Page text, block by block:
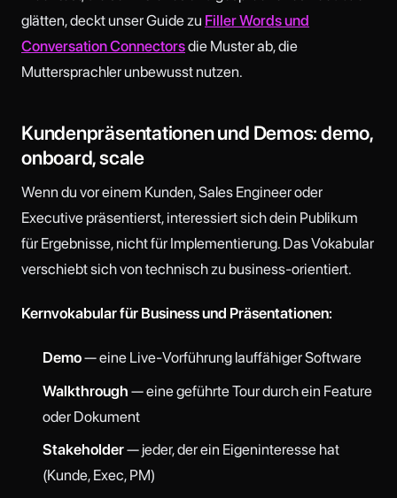
glätten, deckt unser Guide zu Filler Words und
Conversation Connectorsdie Muster ab, die
Muttersprachler unbewusst nutzen.
Kundenpräsentationen und Demos: demo,
onboard, scale
Wenn du vor einem Kunden, Sales Engineer oder
Executive präsentierst, interessiert sich dein Publikum
für Ergebnisse, nicht für Implementierung. Das Vokabular
verschiebt sich von technisch zu business-orientiert.
Kernvokabular für Business und Präsentationen:
Demo— eine Live-Vorführung lauffähiger Software
Walkthrough — eine geführte Tour durch ein Feature
oder Dokument
Stakeholder— jeder, der ein Eigeninteresse hat
(Kunde, Exec, PM)